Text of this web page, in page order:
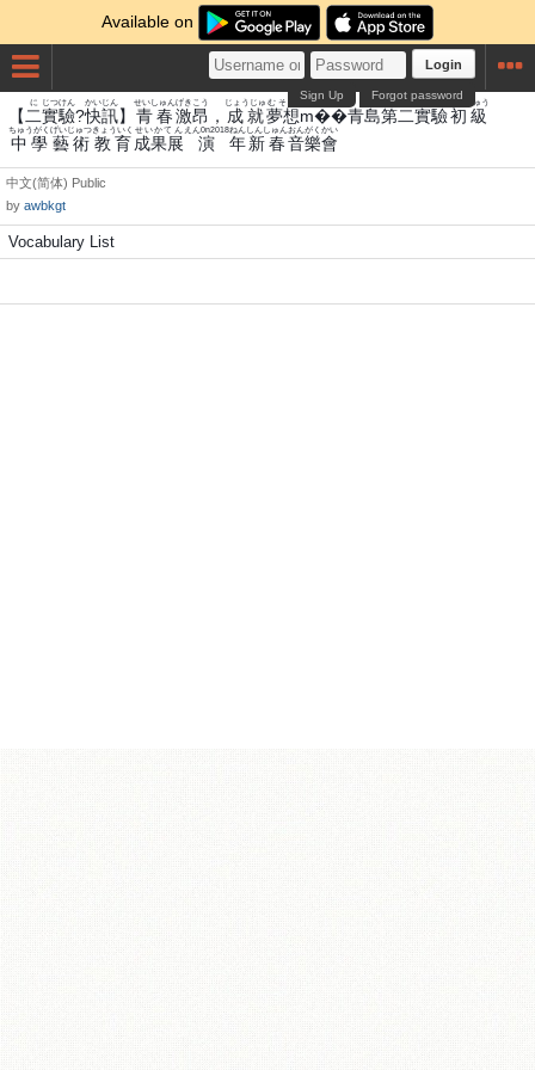
Available on
Login
Forgot password
Sign Up
【 二
に
實
じつ
驗
けん
?快
かい
訊
じん
】 青春
せいしゅん
激昂
げきこう
， 成就
じょうじゅ
夢想
むそう
m��青島
あおしま
第二
だいに
實驗初級
しょきゅう
中學
ちゅうがく
藝術
げいじゅつ
教育
きょういく
成果展
せいかてん
演
えん0n2018
年
ねん
新春
しんしゅん
音樂會
おんがくかい
中文(简体) Public
by awbkgt
Vocabulary List